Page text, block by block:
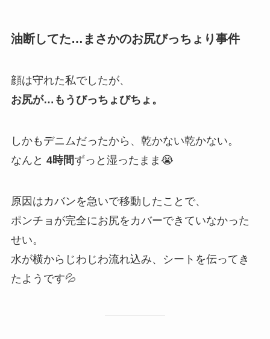
油断してた…まさかのお尻びっちょり事件
顔は守れた私でしたが、
お尻が…もうびっちょびちょ。
しかもデニムだったから、乾かない乾かない。
なんと 4時間ずっと湿ったまま😭
原因はカバンを急いで移動したことで、
ポンチョが完全にお尻をカバーできていなかった
せい。
水が横からじわじわ流れ込み、シートを伝ってき
たようです💦